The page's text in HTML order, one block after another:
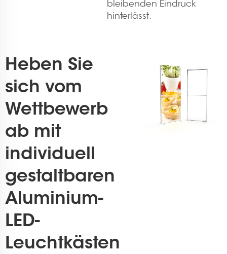
bleibenden Eindruck
hinterlässt.
Heben Sie
sich vom
Wettbewerb
ab mit
individuell
gestaltbaren
Aluminium-
LED-
Leuchtkästen